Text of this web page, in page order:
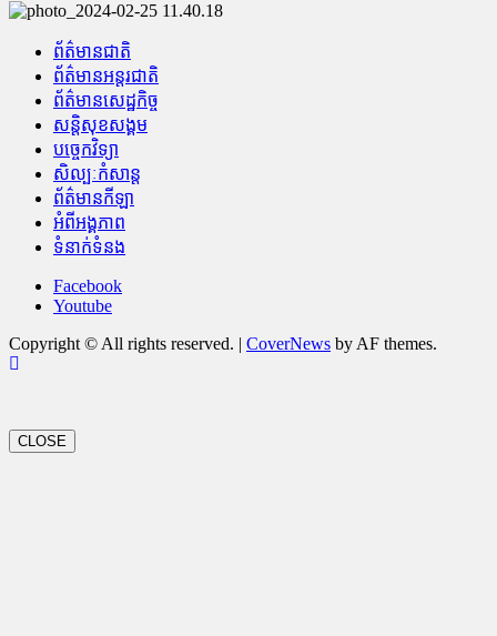
ព័ត៌មានជាតិ
ព័ត៌មានអន្តរជាតិ
ព័ត៌មានសេដ្ឋកិច្ច
សន្តិសុខសង្គម
បច្ចេកវិទ្យា
សិល្បៈកំសាន្ត
ព័ត៌មានកីឡា
អំពីអង្គភាព
ទំនាក់ទំនង
Facebook
Youtube
Copyright © All rights reserved. | CoverNews by AF themes.
CLOSE